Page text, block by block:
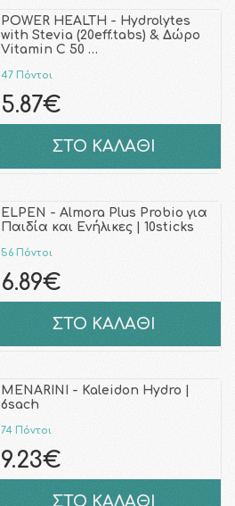
POWER HEALTH - Hydrolytes
with Stevia (20eff.tabs) & Δώρο
Vitamin C 50 …
47 Πόντοι
5.87€
ΣΤΟ ΚΑΛΑΘΙ
ELPEN - Almora Plus Probio για
Παιδία και Ενήλικες | 10sticks
56 Πόντοι
6.89€
ΣΤΟ ΚΑΛΑΘΙ
MENARINI - Kaleidon Hydro |
6sach
74 Πόντοι
9.23€
ΣΤΟ ΚΑΛΑΘΙ